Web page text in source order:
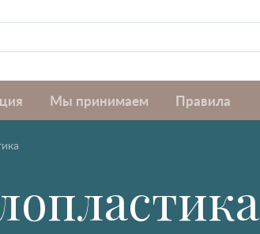
Мы принимаем Правила